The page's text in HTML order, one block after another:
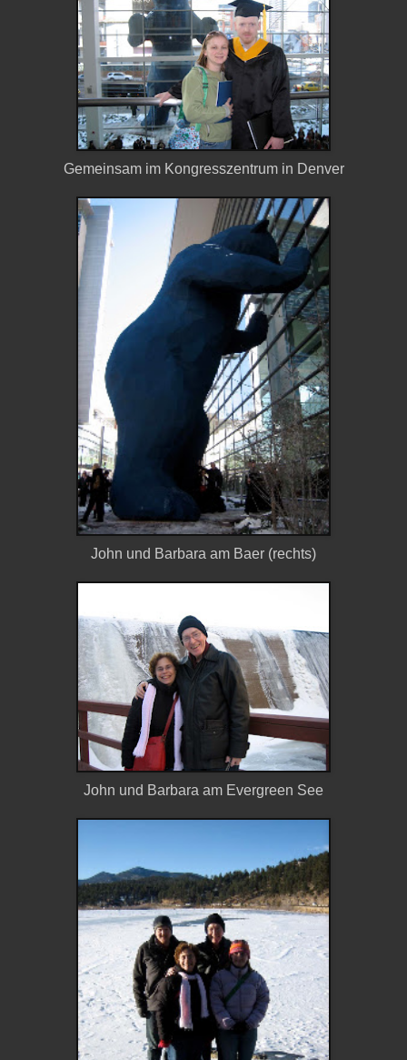
Gemeinsam im Kongresszentrum in Denver
John und Barbara am Baer (rechts)
John und Barbara am Evergreen See